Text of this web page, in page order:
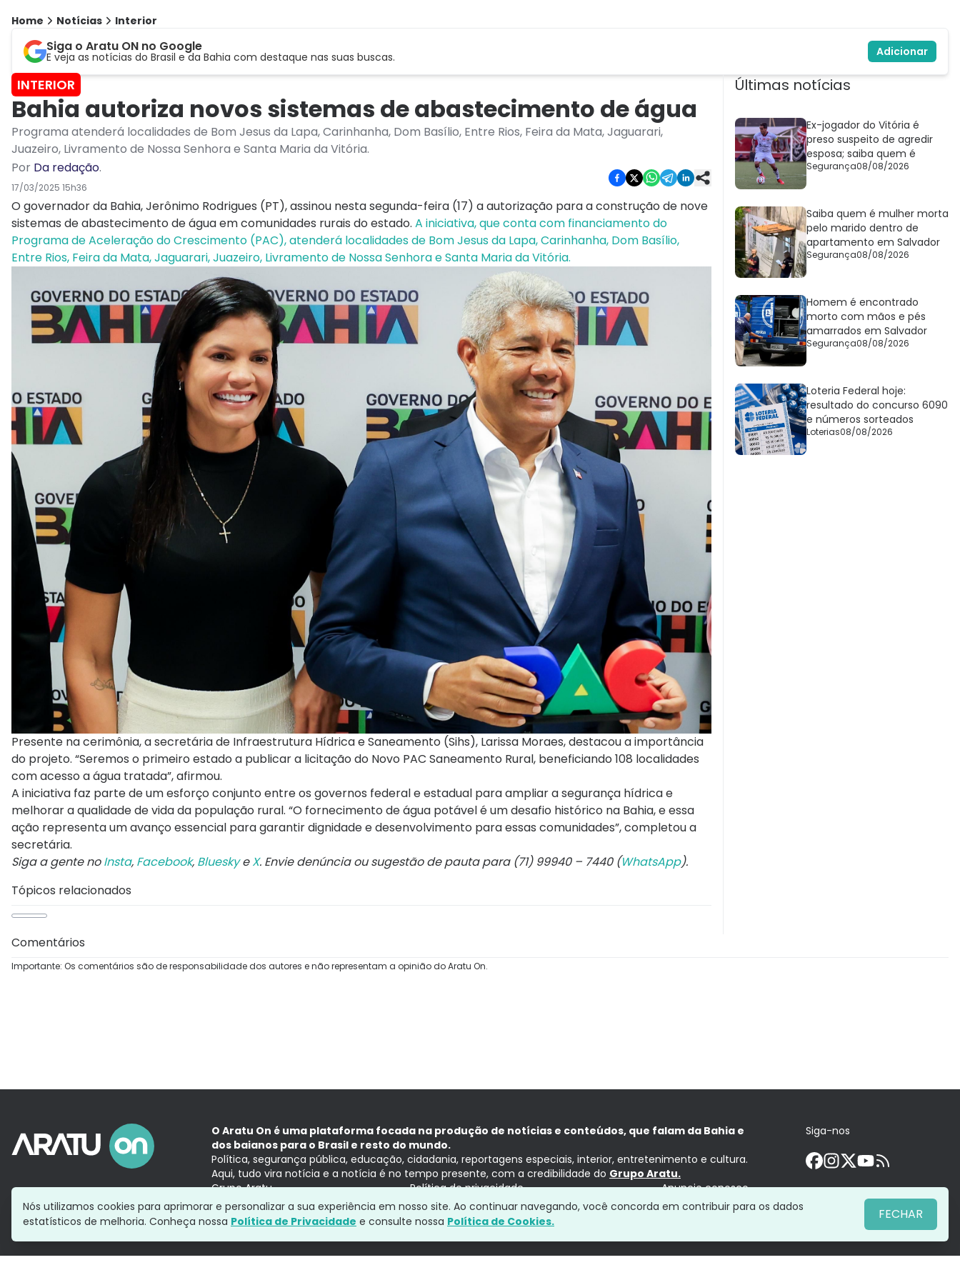
Home Notícias Interior
Siga o Aratu ON no Google
E veja as notícias do Brasil e da Bahia com destaque nas suas buscas. Adicionar
INTERIOR
Bahia autoriza novos sistemas de abastecimento de água
Programa atenderá localidades de Bom Jesus da Lapa, Carinhanha, Dom Basílio, Entre Rios, Feira da Mata, Jaguarari,
Juazeiro, Livramento de Nossa Senhora e Santa Maria da Vitória.
Por Da redação.
17/03/2025 15h36
O governador da Bahia, Jerônimo Rodrigues (PT), assinou nesta segunda-feira (17) a autorização para a construção de nove
sistemas de abastecimento de água em comunidades rurais do estado. A iniciativa, que conta com financiamento do
Programa de Aceleração do Crescimento (PAC), atenderá localidades de Bom Jesus da Lapa, Carinhanha, Dom Basílio,
Entre Rios, Feira da Mata, Jaguarari, Juazeiro, Livramento de Nossa Senhora e Santa Maria da Vitória.
Presente na cerimônia, a secretária de Infraestrutura Hídrica e Saneamento (Sihs), Larissa Moraes, destacou a importância
do projeto. “Seremos o primeiro estado a publicar a licitação do Novo PAC Saneamento Rural, beneficiando 108 localidades
com acesso a água tratada”, afirmou.
A iniciativa faz parte de um esforço conjunto entre os governos federal e estadual para ampliar a segurança hídrica e
melhorar a qualidade de vida da população rural. “O fornecimento de água potável é um desafio histórico na Bahia, e essa
ação representa um avanço essencial para garantir dignidade e desenvolvimento para essas comunidades”, completou a
secretária.
Siga a gente noInsta, Facebook, BlueskyeX. Envie denúncia ou sugestão de pauta para (71) 99940 – 7440 (WhatsApp).
Tópicos relacionados
Últimas notícias
Ex-jogador do Vitória é
preso suspeito de agredir
esposa; saiba quem é
Segurança08/08/2026
Saiba quem é mulher morta
pelo marido dentro de
apartamento em Salvador
Segurança08/08/2026
Homem é encontrado
morto com mãos e pés
amarrados em Salvador
Segurança08/08/2026
Loteria Federal hoje:
resultado do concurso 6090
e números sorteados
Loterias08/08/2026
Comentários
Importante: Os comentários são de responsabilidade dos autores e não representam a opinião do Aratu On.
O Aratu On é uma plataforma focada na produção de notícias e conteúdos, que falam da Bahia e
dos baianos para o Brasil e resto do mundo.
Política, segurança pública, educação, cidadania, reportagens especiais, interior, entretenimento e cultura.
Aqui, tudo vira notícia e a notícia é no tempo presente, com a credibilidade do Grupo Aratu.
Grupo Aratu
Política de privacidade Anuncie conosco
Siga-nos
Nós utilizamos cookies para aprimorar e personalizar a sua experiência em nosso site. Ao continuar navegando, você concorda em contribuir para os dados
estatísticos de melhoria. Conheça nossa Política de Privacidade e consulte nossa Política de Cookies. FECHAR